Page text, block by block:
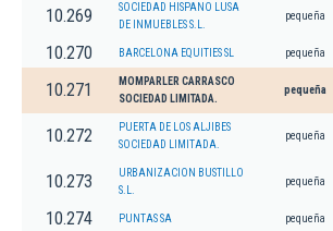
10.269
SOCIEDAD HISPANO LUSA
DE INMUEBLES S.L.
pequeña
10.270 BARCELONA EQUITIES SL pequeña
10.271
MOMPARLER CARRASCO
SOCIEDAD LIMITADA.
pequeña
10.272
PUERTA DE LOS ALJIBES
SOCIEDAD LIMITADA.
pequeña
10.273
URBANIZACION BUSTILLO
S.L.
pequeña
10.274 PUNTAS SA pequeña